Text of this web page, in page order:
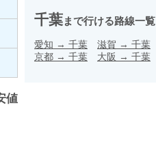
値
千葉まで行ける路線一覧
愛知 → 千葉 滋賀 → 千葉
京都 → 千葉 大阪 → 千葉